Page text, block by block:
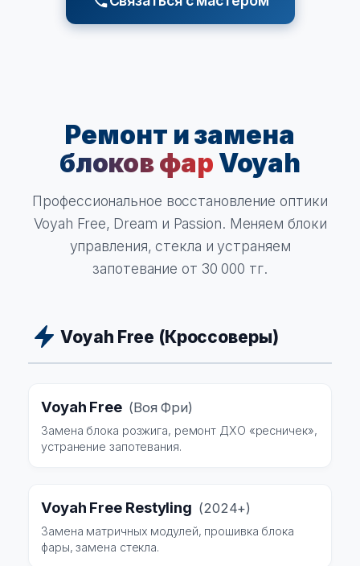
Ремонт и замена
блоков фарVoyah
Профессиональное восстановление оптики
Voyah Free, Dream и Passion. Меняем блоки
управления, стекла и устраняем
запотевание от 30 000 тг.
Voyah Free (Кроссоверы)
Voyah Free (Воя Фри)
Замена блока розжига, ремонт ДХО «ресничек»,
устранение запотевания.
Voyah Free Restyling (2024+)
Замена матричных модулей, прошивка блока
фары, замена стекла.